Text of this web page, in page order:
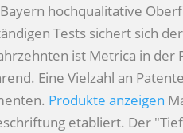
hochqualitative
Tests sichert sich
ist Metrica in
Eine Vielzahl an
Produkte anzeigen
etabliert. Der